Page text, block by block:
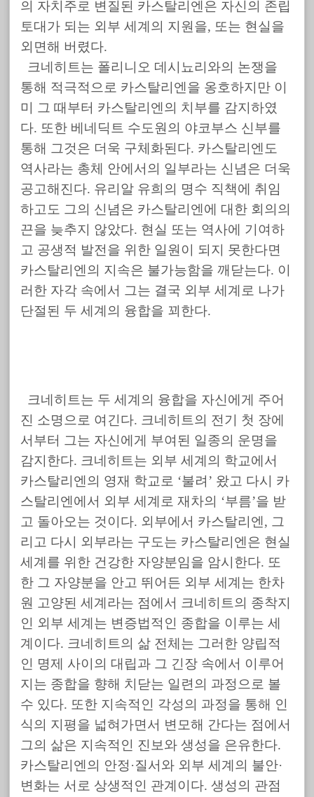
의 자치주로 변질된 카스탈리엔은 자신의 존립
토대가 되는 외부 세계의 지원을, 또는 현실을
외면해 버렸다.
크네히트는 폴리니오 데시뇨리와의 논쟁을
통해 적극적으로 카스탈리엔을 옹호하지만 이
미 그 때부터 카스탈리엔의 치부를 감지하였
다. 또한 베네딕트 수도원의 야코부스 신부를
통해 그것은 더욱 구체화된다. 카스탈리엔도
역사라는 총체 안에서의 일부라는 신념은 더욱
공고해진다. 유리알 유희의 명수 직책에 취임
하고도 그의 신념은 카스탈리엔에 대한 회의의
끈을 늦추지 않았다. 현실 또는 역사에 기여하
고 공생적 발전을 위한 일원이 되지 못한다면
카스탈리엔의 지속은 불가능함을 깨닫는다. 이
러한 자각 속에서 그는 결국 외부 세계로 나가
단절된 두 세계의 융합을 꾀한다.
크네히트는 두 세계의 융합을 자신에게 주어
진 소명으로 여긴다. 크네히트의 전기 첫 장에
서부터 그는 자신에게 부여된 일종의 운명을
감지한다. 크네히트는 외부 세계의 학교에서
카스탈리엔의 영재 학교로 ‘불려’ 왔고 다시 카
스탈리엔에서 외부 세계로 재차의 ‘부름’을 받
고 돌아오는 것이다. 외부에서 카스탈리엔, 그
리고 다시 외부라는 구도는 카스탈리엔은 현실
세계를 위한 건강한 자양분임을 암시한다. 또
한 그 자양분을 안고 뛰어든 외부 세계는 한차
원 고양된 세계라는 점에서 크네히트의 종착지
인 외부 세계는 변증법적인 종합을 이루는 세
계이다. 크네히트의 삶 전체는 그러한 양립적
인 명제 사이의 대립과 그 긴장 속에서 이루어
지는 종합을 향해 치닫는 일련의 과정으로 볼
수 있다. 또한 지속적인 각성의 과정을 통해 인
식의 지평을 넓혀가면서 변모해 간다는 점에서
그의 삶은 지속적인 진보와 생성을 은유한다.
카스탈리엔의 안정·질서와 외부 세계의 불안·
변화는 서로 상생적인 관계이다. 생성의 관점